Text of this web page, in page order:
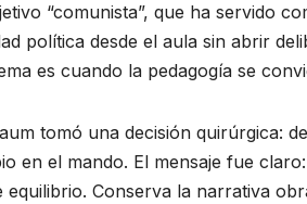
“comunista”, que ha servido
política desde el aula sin abrir
es cuando la pedagogía se
tomó una decisión quirúrgica:
en el mando. El mensaje fue
equilibrio. Conserva la narrativa